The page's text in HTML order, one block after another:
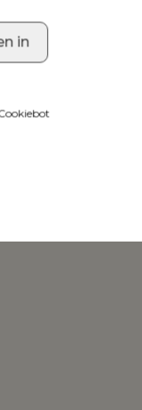
in
kussen